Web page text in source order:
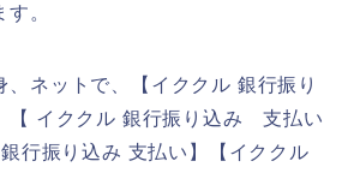
。
、ネットで、【イククル 銀行振り
イククル 銀行振り込み 支払い
行振り込み 支払い】【イククル